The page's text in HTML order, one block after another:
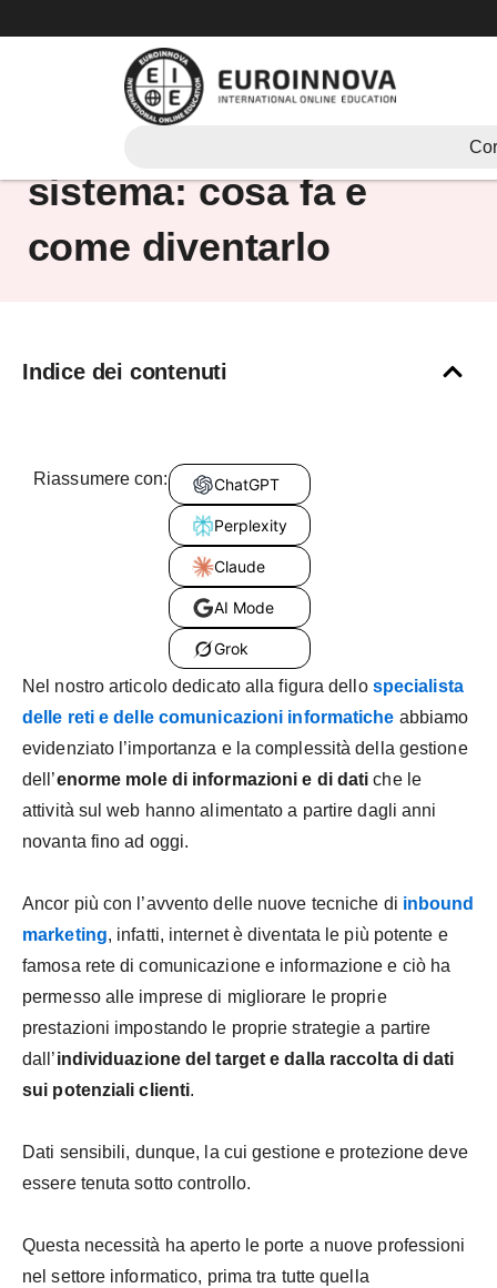
al
Amministratore di
sistema: cosa fa e
come diventarlo
Indice dei contenuti
Riassumere con: ChatGPT
Perplexity
Claude
AI Mode
Grok
Nel nostro articolo dedicato alla figura dello specialista
delle reti e delle comunicazioni informatiche abbiamo
evidenziato l’importanza e la complessità della gestione
dell’enorme mole di informazioni e di dati che le
attività sul web hanno alimentato a partire dagli anni
novanta fino ad oggi.
Ancor più con l’avvento delle nuove tecniche di inbound
marketing, infatti, internet è diventata le più potente e
famosa rete di comunicazione e informazione e ciò ha
permesso alle imprese di migliorare le proprie
prestazioni impostando le proprie strategie a partire
dall’individuazione del target e dalla raccolta di dati
sui potenziali clienti.
Dati sensibili, dunque, la cui gestione e protezione deve
essere tenuta sotto controllo.
Questa necessità ha aperto le porte a nuove professioni
nel settore informatico, prima tra tutte quella